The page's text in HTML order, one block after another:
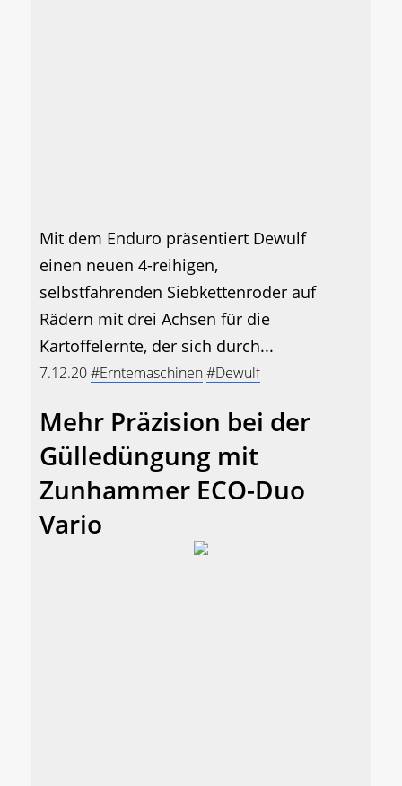
Mit dem Enduro präsentiert Dewulf
einen neuen 4-reihigen,
selbstfahrenden Siebkettenroder auf
Rädern mit drei Achsen für die
Kartoffelernte, der sich durch...
7.12.20#Erntemaschinen#Dewulf
Mehr Präzision bei der
Gülledüngung mit
Zunhammer ECO-Duo
Vario